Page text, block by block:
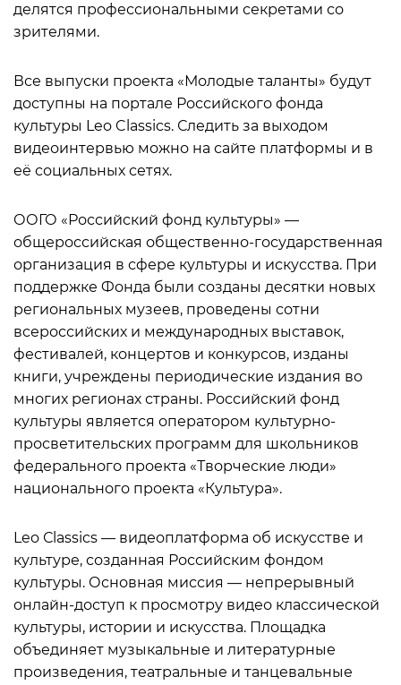
делятся профессиональными секретами со
зрителями.
Все выпуски проекта «Молодые таланты» будут
доступны на портале Российского фонда
культуры Leo Classics. Следить за выходом
видеоинтервью можно на сайте платформы и в
её социальных сетях.
ООГО «Российский фонд культуры» —
общероссийская общественно-государственная
организация в сфере культуры и искусства. При
поддержке Фонда были созданы десятки новых
региональных музеев, проведены сотни
всероссийских и международных выставок,
фестивалей, концертов и конкурсов, изданы
книги, учреждены периодические издания во
многих регионах страны. Российский фонд
культуры является оператором культурно-
просветительских программ для школьников
федерального проекта «Творческие люди»
национального проекта «Культура».
Leo Сlassics — видеоплатформа об искусстве и
культуре, созданная Российским фондом
культуры. Основная миссия — непрерывный
онлайн-доступ к просмотру видео классической
культуры, истории и искусства. Площадка
объединяет музыкальные и литературные
произведения, театральные и танцевальные